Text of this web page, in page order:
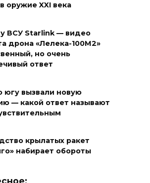
оружие XXI века
ВСУ Starlink — видео
дрона «Лелека-100М2»
но очень
ответ
югу вызвали новую
— какой ответ называют
крылатых ракет
набирает обороты